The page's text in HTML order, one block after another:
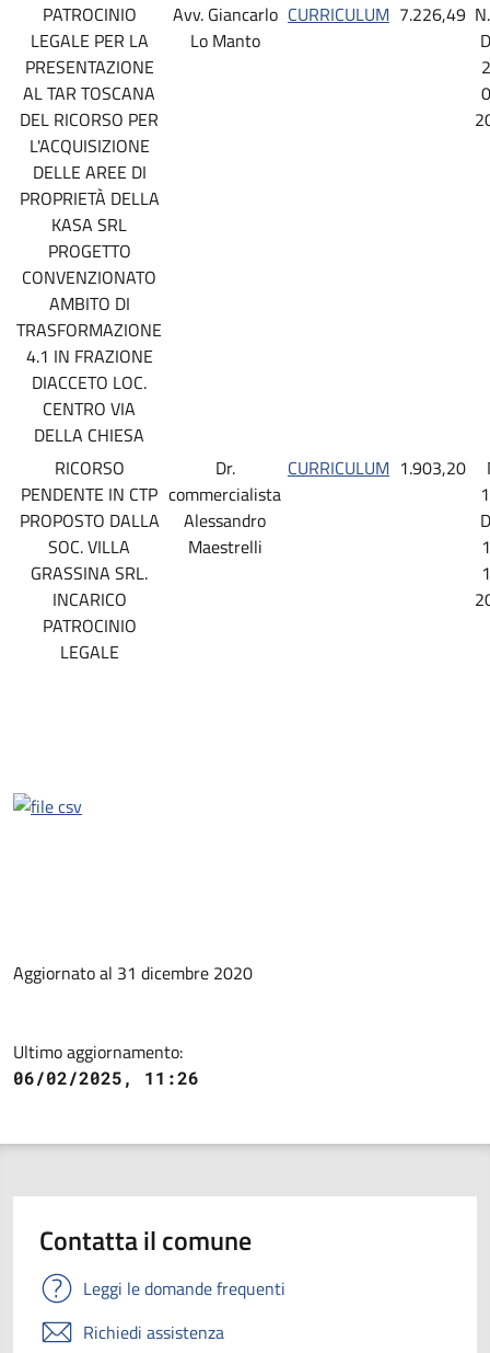
PATROCINIO
LEGALE PER LA
PRESENTAZIONE
AL TAR TOSCANA
DEL RICORSO PER
L'ACQUISIZIONE
DELLE AREE DI
PROPRIETÀ DELLA
KASA SRL
PROGETTO
CONVENZIONATO
AMBITO DI
TRASFORMAZIONE
4.1 IN FRAZIONE
DIACCETO LOC.
CENTRO VIA
DELLA CHIESA
Avv. Giancarlo
Lo Manto
CURRICULUM 7.226,49
RICORSO
PENDENTE IN CTP
PROPOSTO DALLA
SOC. VILLA
GRASSINA SRL.
INCARICO
PATROCINIO
LEGALE
Dr.
commercialista
Alessandro
Maestrelli
CURRICULUM 1.903,20
Aggiornato al 31 dicembre 2020
Ultimo aggiornamento:
06/02/2025, 11:26
Contatta il comune
Leggi le domande frequenti
Richiedi assistenza